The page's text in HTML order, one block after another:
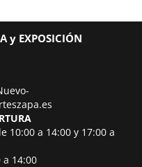
y EXPOSICIÓN
10:00 a 14:00 y 17:00 a
a 14:00